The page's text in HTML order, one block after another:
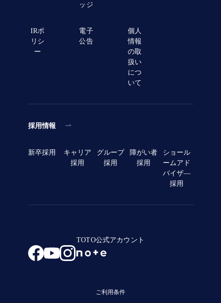
ッジ
IRポ
リシ
ー
電子
公告
個人
情報
の取
扱い
につ
いて
採用情報
新卒採用
キャリア
採用
グループ
採用
障がい者
採用
ショール
ームアド
バイザ―
採用
TOTO公式アカウント
ご利用条件